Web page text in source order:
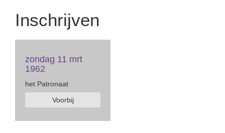
Inschrijven
zondag 11 mrt
1962
het Patronaat
Voorbij